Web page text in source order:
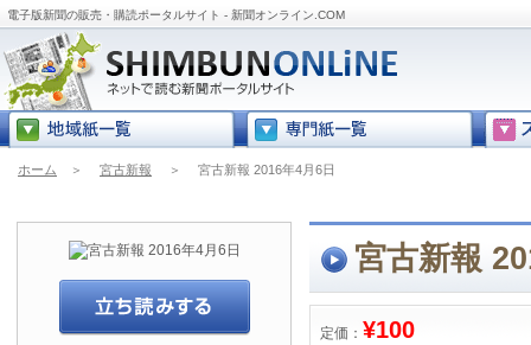
電子版新聞の販売・購読ポータルサイト - 新聞オンライン.COM
ホーム ＞ 宮古新報 ＞ 宮古新報 2016年4月6日
宮古新報
定価： ¥100